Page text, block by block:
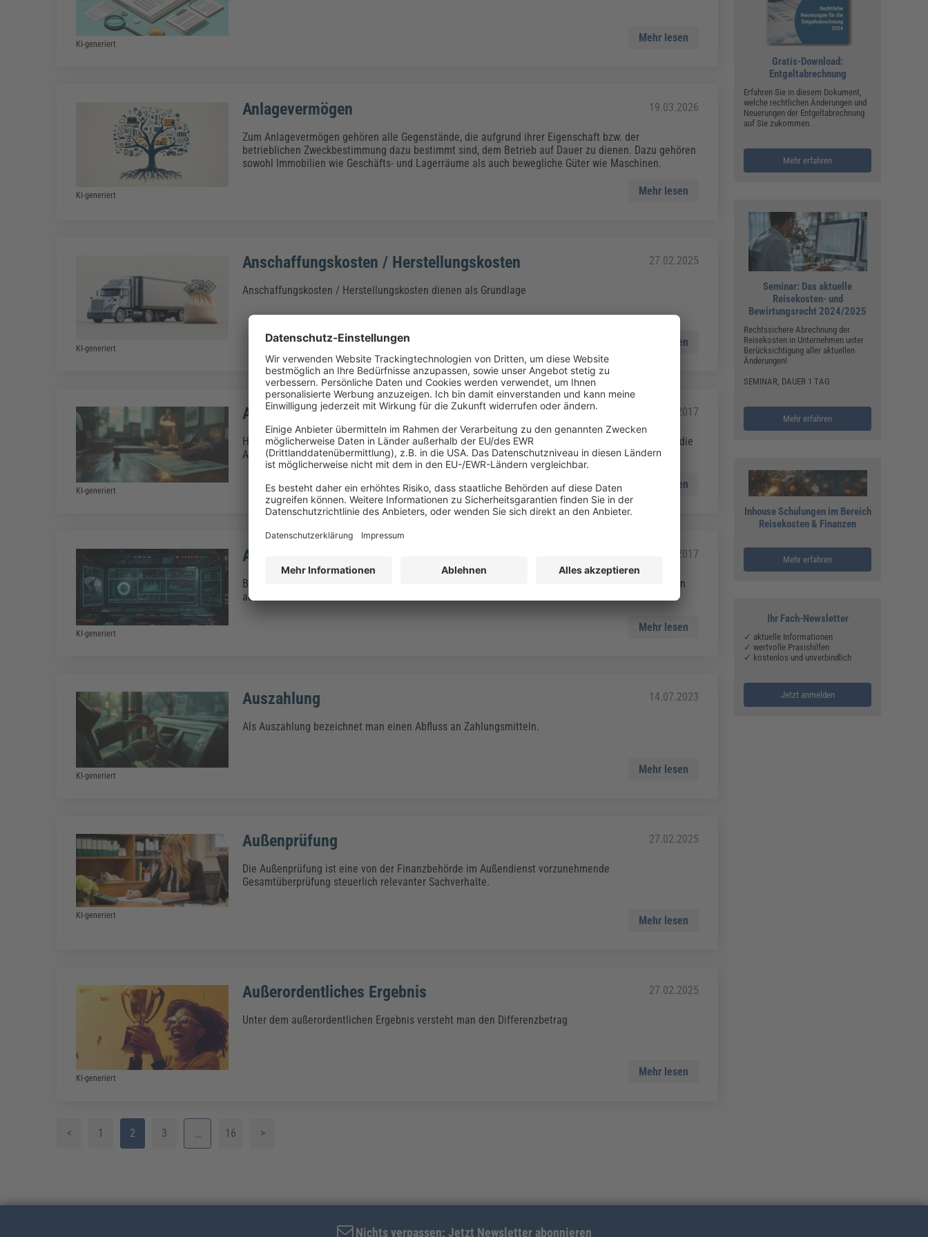
KI-generiert Mehr lesen
KI-generiert
Anlagevermögen 19.03.2026
Zum Anlagevermögen gehören alle Gegenstände, die aufgrund ihrer Eigenschaft bzw. der
betrieblichen Zweckbestimmung dazu bestimmt sind, dem Betrieb auf Dauer zu dienen. Dazu gehören
sowohl Immobilien wie Geschäfts- und Lagerräume als auch bewegliche Güter wie Maschinen.
Mehr lesen
KI-generiert
Anschaffungskosten / Herstellungskosten 27.02.2025
Anschaffungskosten / Herstellungskosten dienen als Grundlage
Mehr lesen
KI-generiert
Anzahlungsgarantie 01.01.2017
Hat der Käufer einer Ware oder einer Dienstleistung im Vorfeld eine Anzahlung geleistet, so kann die
Anzahlung durch eine Anzahlungsgarantie abgesichert werden.
Mehr lesen
KI-generiert
Arithmetischer Mittelwert 01.01.2017
Bei der Berechnung des arithmetischen Mittelwerts werden die Verbräuche der jeweiligen Perioden
addiert und durch die Anzahl der Perioden dividiert.
Mehr lesen
KI-generiert
Auszahlung 14.07.2023
Als Auszahlung bezeichnet man einen Abfluss an Zahlungsmitteln.
Mehr lesen
KI-generiert
Außenprüfung 27.02.2025
Die Außenprüfung ist eine von der Finanzbehörde im Außendienst vorzunehmende
Gesamtüberprüfung steuerlich relevanter Sachverhalte.
Mehr lesen
KI-generiert
Außerordentliches Ergebnis 27.02.2025
Unter dem außerordentlichen Ergebnis versteht man den Differenzbetrag
Mehr lesen
< 1 2 3 … 16 >
Gratis-Download:
Entgeltabrechnung
Erfahren Sie in diesem Dokument,
welche rechtlichen Änderungen und
Neuerungen der Entgeltabrechnung
auf Sie zukommen.
Mehr erfahren
Seminar: Das aktuelle
Reisekosten- und
Bewirtungsrecht 2024/2025
Rechtssichere Abrechnung der
Reisekosten in Unternehmen unter
Berücksichtigung aller aktuellen
Änderungen!
SEMINAR, DAUER 1 TAG
Mehr erfahren
Inhouse Schulungen im Bereich
Reisekosten & Finanzen
Mehr erfahren
Ihr Fach-Newsletter
✓ aktuelle Informationen
✓ wertvolle Praxishilfen
✓ kostenlos und unverbindlich
Jetzt anmelden
Nichts verpassen: Jetzt Newsletter abonnieren